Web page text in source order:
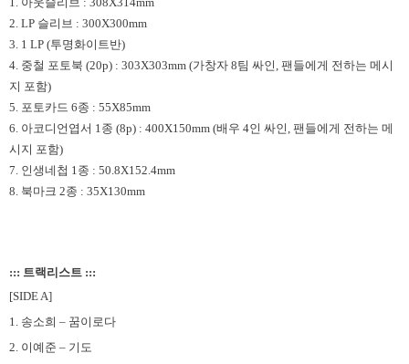
2. LP 슬리브 : 300X300mm
3. 1 LP (투명화이트반)
4. 중철 포토북 (20p) : 303X303mm (가창자 8팀 싸인, 팬들에게 전하는 메시
지 포함)
5. 포토카드 6종 : 55X85mm
6. 아코디언엽서 1종 (8p) : 400X150mm (배우 4인 싸인, 팬들에게 전하는 메
시지 포함)
7. 인생네첩 1종 : 50.8X152.4mm
8. 북마크 2종 : 35X130mm
::: 트랙리스트 :::
[SIDE A]
1. 송소희 – 꿈이로다
2. 이예준 – 기도